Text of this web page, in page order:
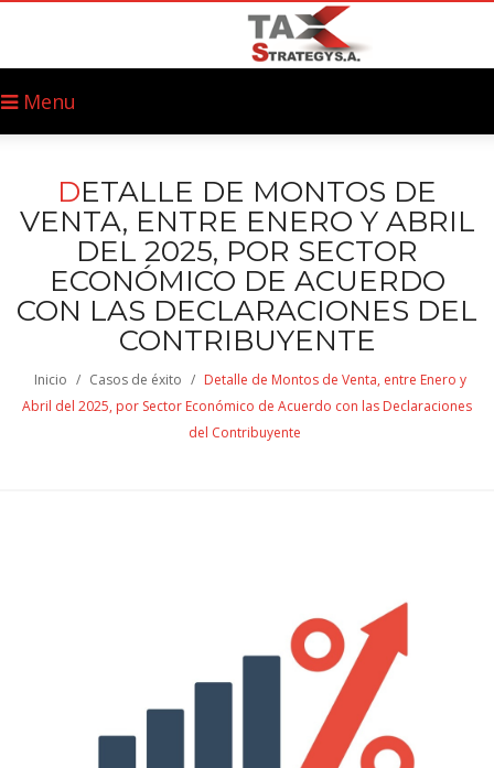
Menu
DETALLE DE MONTOS DE
VENTA, ENTRE ENERO Y ABRIL
DEL 2025, POR SECTOR
ECONÓMICO DE ACUERDO
CON LAS DECLARACIONES DEL
CONTRIBUYENTE
Inicio / Casos de éxito / Detalle de Montos de Venta, entre Enero y
Abril del 2025, por Sector Económico de Acuerdo con las Declaraciones
del Contribuyente